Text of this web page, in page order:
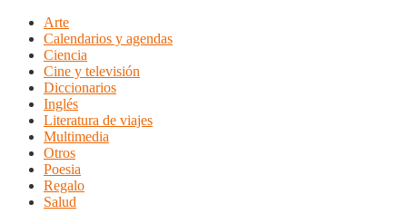
Arte
Calendarios y agendas
Ciencia
Cine y televisión
Diccionarios
Inglés
Literatura de viajes
Multimedia
Otros
Poesia
Regalo
Salud